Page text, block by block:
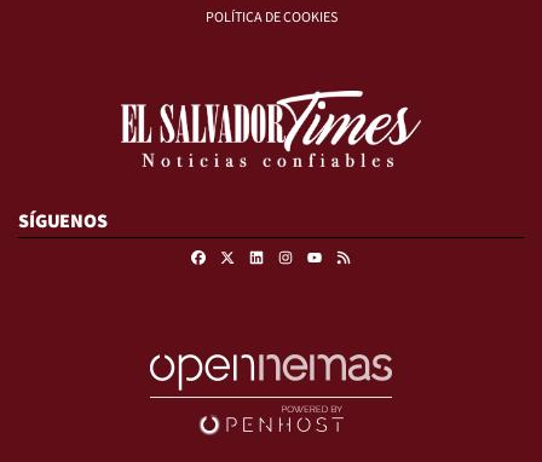
POLÍTICA DE COOKIES
SÍGUENOS
FacebookLinkedinInstagram